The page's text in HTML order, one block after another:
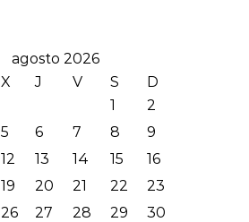
agosto 2026
X J V S
D
1
2
5 6 7 8
9
12 13 14 15
16
19 20 21 22
23
26 27 28 29
30